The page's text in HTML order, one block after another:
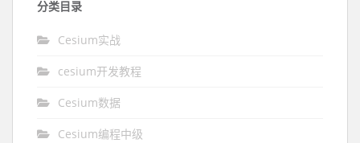
分类目录
Cesium实战
cesium开发教程
Cesium数据
Cesium编程中级